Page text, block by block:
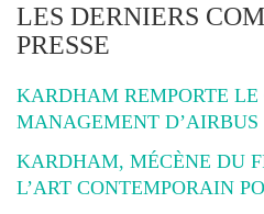
LES DERNIERS
PRESSE
KARDHAM REMPORTE LE
MANAGEMENT D’AIRBUS
KARDHAM, MÉCÈNE DU
L’ART CONTEMPORAIN